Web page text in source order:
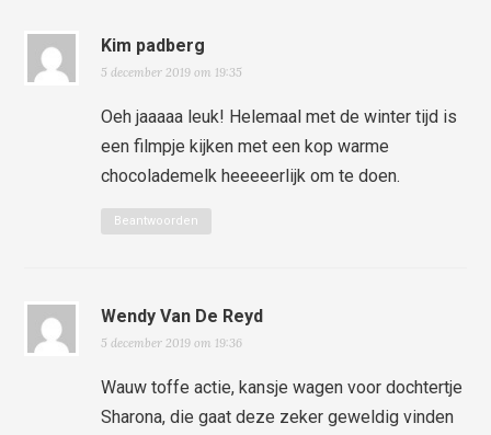
Kim padberg
5 december 2019 om 19:35
Oeh jaaaaa leuk! Helemaal met de winter tijd is
een filmpje kijken met een kop warme
chocolademelk heeeeerlijk om te doen.
Beantwoorden
Wendy Van De Reyd
5 december 2019 om 19:36
Wauw toffe actie, kansje wagen voor dochtertje
Sharona, die gaat deze zeker geweldig vinden